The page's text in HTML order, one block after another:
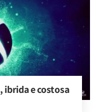
ibrida e costosa